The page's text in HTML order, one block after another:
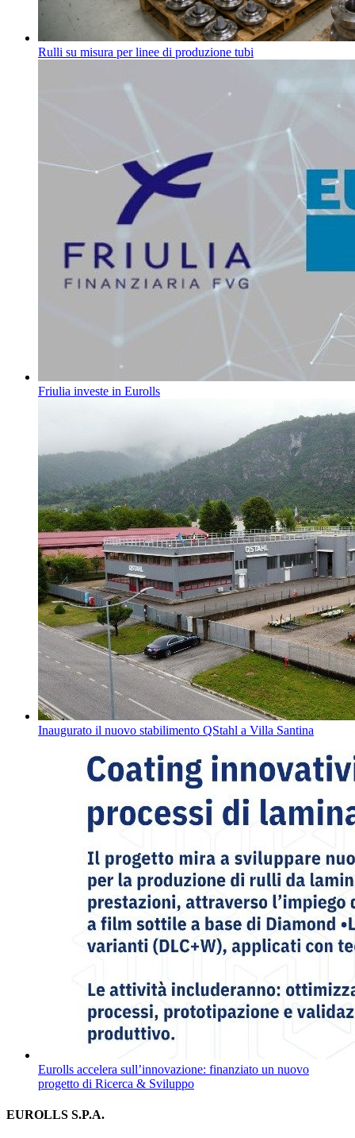
Rulli su misura per linee di produzione tubi
Friulia investe in Eurolls
Inaugurato il nuovo stabilimento QStahl a Villa Santina
Eurolls accelera sull’innovazione: finanziato un nuovo
progetto di Ricerca & Sviluppo
EUROLLS S.P.A.